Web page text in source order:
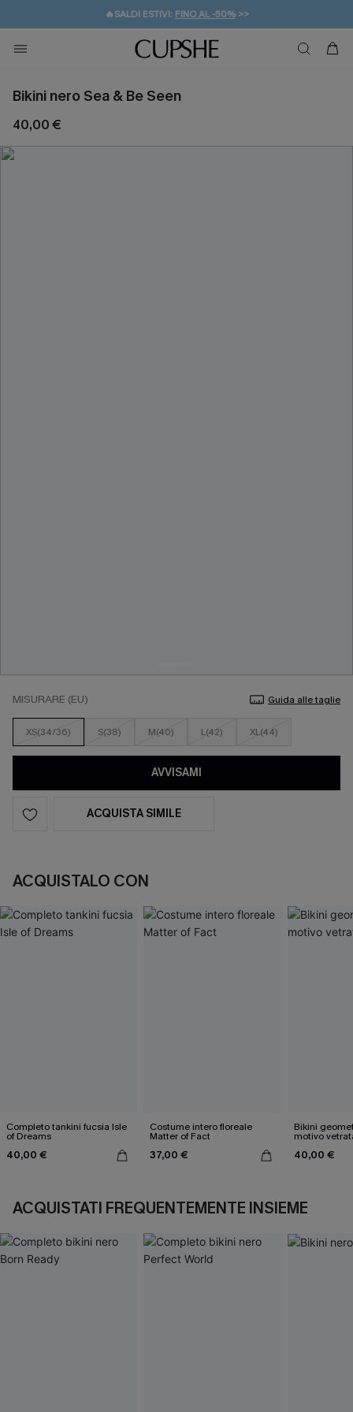
🔥SALDI ESTIVI: FINO AL -50%>>
🚚SPEDIZIONE GRATUITA DA 49€
💌REGALO PER I NUOVI: 20% DI SCONTO*
Bikini nero Sea & Be Seen
40,00 €
MISURARE (EU) Guida alle taglie
XS(34/36) S(38) M(40) L(42) XL(44)
AVVISAMI
ACQUISTA SIMILE
ACQUISTALO CON
Completo tankini fucsia Isle
of Dreams
40,00 €
Costume intero floreale
Matter of Fact
37,00 €
Bikini
motivo
40,00 €
ACQUISTATI FREQUENTEMENTE INSIEME